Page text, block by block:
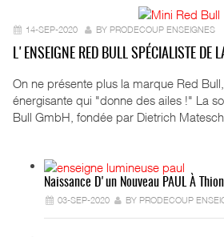
14-SEP-2020 BY PRODECOUP ENSEIGNES
L'ENSEIGNE RED BULL SPÉCIALISTE DE
On ne présente plus la marque Red
énergisante qui "donne des ailes !" La
Bull GmbH, fondée par Dietrich
Naissance D'un Nouveau PAUL À
03-SEP-2020 BY PRODECOUP